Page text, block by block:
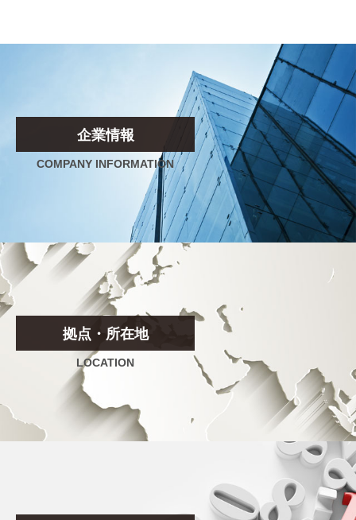
企業情報
COMPANY INFORMATION
拠点・所在地
LOCATION